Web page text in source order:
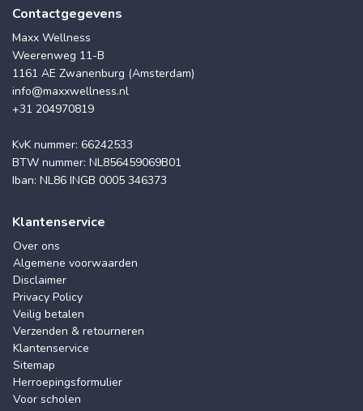
Contactgegevens
Maxx Wellness
Weerenweg 11-B
1161 AE Zwanenburg (Amsterdam)
info@maxxwellness.nl
+31 204970819
KvK nummer: 66242533
BTW nummer: NL856459069B01
Iban: NL86 INGB 0005 346373
Klantenservice
Over ons
Algemene voorwaarden
Disclaimer
Privacy Policy
Veilig betalen
Verzenden & retourneren
Klantenservice
Sitemap
Herroepingsformulier
Voor scholen